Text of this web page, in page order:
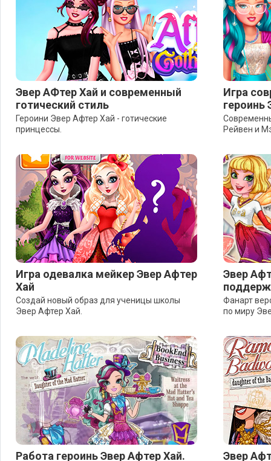
Эвер АФтер Хай и современный
готический стиль
Героини Эвер Афтер Хай - готические
принцессы.
Игра
героинь
Рейвен и
Игра одевалка мейкер Эвер Афтер
Хай
Создай новый образ для ученицы школы
Эвер Афтер Хай.
Эвер
Фанарт
по миру
Работа героинь Эвер Афтер Хай.
Эвер